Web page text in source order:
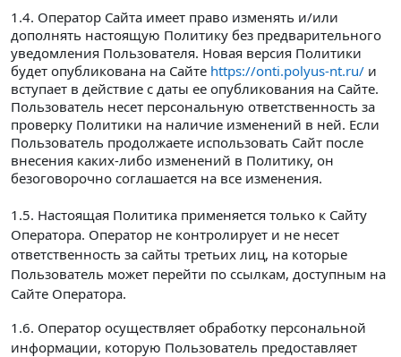
1.4. Оператор Сайта имеет право изменять и/или
дополнять настоящую Политику без предварительного
уведомления Пользователя. Новая версия Политики
будет опубликована на Сайте https://onti.polyus-nt.ru/ и
вступает в действие с даты ее опубликования на Сайте.
Пользователь несет персональную ответственность за
проверку Политики на наличие изменений в ней. Если
Пользователь продолжаете использовать Сайт после
внесения каких-либо изменений в Политику, он
безоговорочно соглашается на все изменения.
1.5. Настоящая Политика применяется только к Сайту
Оператора. Оператор не контролирует и не несет
ответственность за сайты третьих лиц, на которые
Пользователь может перейти по ссылкам, доступным на
Сайте Оператора.
1.6. Оператор осуществляет обработку персональной
информации, которую Пользователь предоставляет